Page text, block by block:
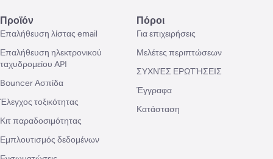
Προϊόν
Επαλήθευση λίστας email
Επαλήθευση ηλεκτρονικού
ταχυδρομείου API
Bouncer Ασπίδα
Έλεγχος τοξικότητας
Κιτ παραδοσιμότητας
Εμπλουτισμός δεδομένων
Πόροι
Για επιχειρήσεις
Μελέτες περιπτώσεων
ΣΥΧΝΈΣ ΕΡΩΤΉΣΕΙΣ
Έγγραφα
Κατάσταση